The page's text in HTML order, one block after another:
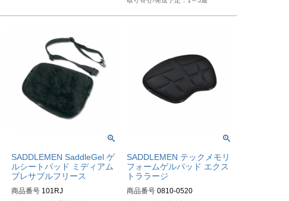
SADDLEMEN SaddleGel ゲ
ルシートパッド ミディアム
ブレサブルフリース
商品番号 101RJ
SADDLEMEN テックメモリ
フォームゲルパッド エクス
トララージ
商品番号 0810-0520